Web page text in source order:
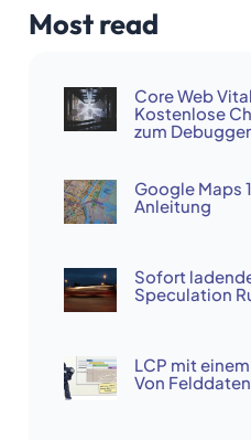
Most read
Core Web
Kostenlose
zum
Google Maps
Anleitung
Sofort
Speculation
LCP mit
Von